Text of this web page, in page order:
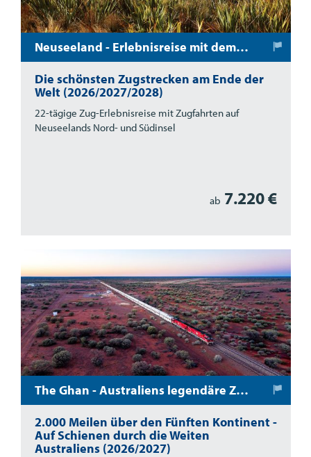
Neuseeland - Erlebnisreise mit dem Zug
Die schönsten Zugstrecken am Ende der
Welt (2026/2027/2028)
22-tägige Zug-Erlebnisreise mit Zugfahrten auf
Neuseelands Nord- und Südinsel
ab 7.220 €
The Ghan - Australiens legendäre Zug-Erlebnisreise
2.000 Meilen über den Fünften Kontinent -
Auf Schienen durch die Weiten
Australiens (2026/2027)